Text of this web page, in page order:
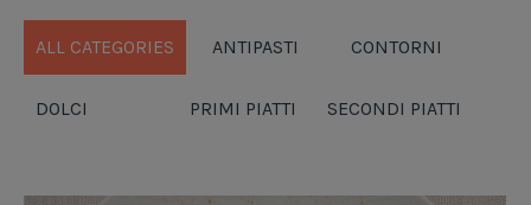
ALL CATEGORIES ANTIPASTI CONTORNI
DOLCI PRIMI PIATTI SECONDI PIATTI